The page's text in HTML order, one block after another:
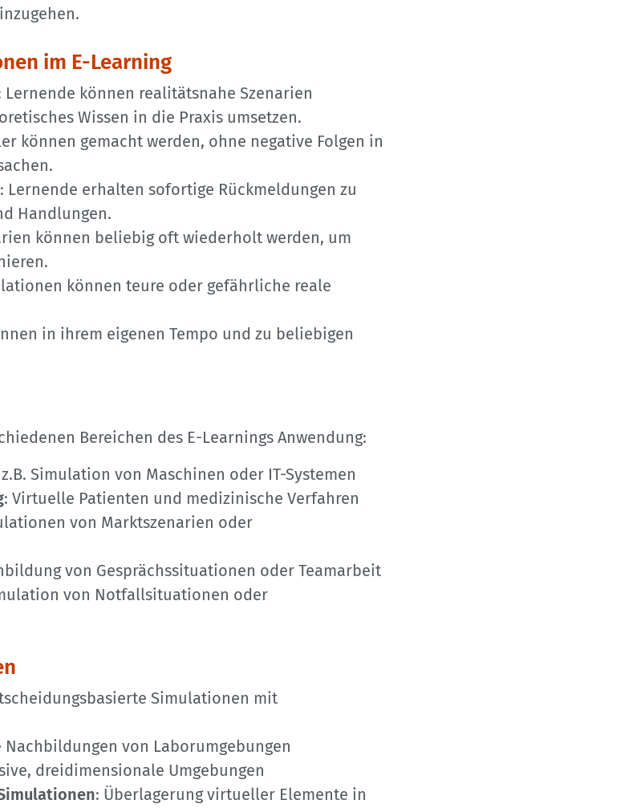
im E-Learning
Lernende können realitätsnahe Szenarien
Wissen in die Praxis umsetzen.
können gemacht werden, ohne negative Folgen in
: Lernende erhalten sofortige Rückmeldungen zu
Handlungen.
können beliebig oft wiederholt werden, um
können teure oder gefährliche reale
in ihrem eigenen Tempo und zu beliebigen
Bereichen des E-Learnings Anwendung:
z.B. Simulation von Maschinen oder IT-Systemen
: Virtuelle Patienten und medizinische Verfahren
von Marktszenarien oder
von Gesprächssituationen oder Teamarbeit
von Notfallsituationen oder
Simulationen mit
Nachbildungen von Laborumgebungen
dreidimensionale Umgebungen
: Überlagerung virtueller Elemente in